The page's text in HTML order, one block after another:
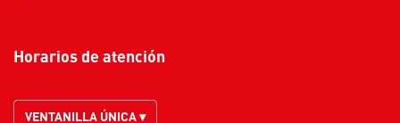
Horarios de atención
VENTANILLA ÚNICA ▾